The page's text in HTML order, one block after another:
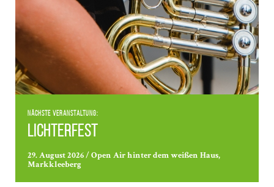
Nächste Veranstaltung:
Lichterfest
29. August 2026 / Open Air hinter dem weißen Haus,
Markkleeberg